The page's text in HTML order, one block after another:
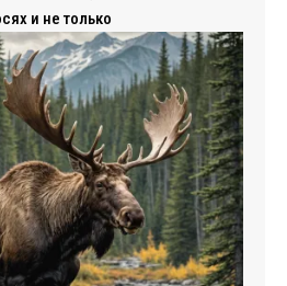
и не только